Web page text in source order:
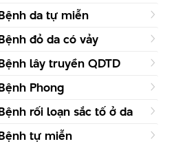
da tự miễn
đỏ da có vảy
lây truyền QDTD
Phong
rối loạn sắc tố ở da
tự miễn